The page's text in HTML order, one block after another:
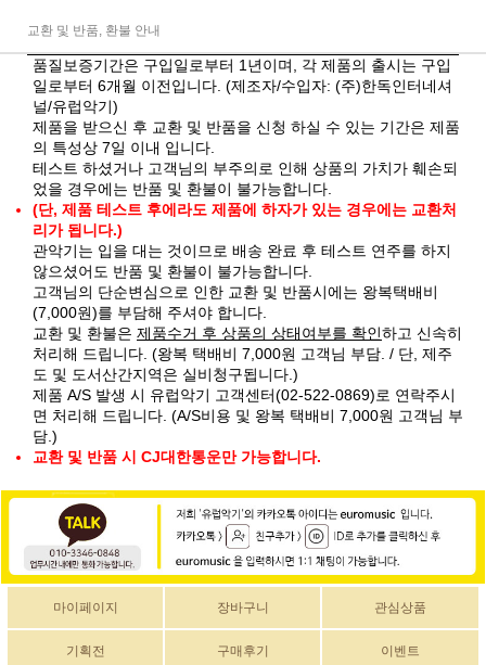
교환 및 반품, 환불 안내
품질보증기간은 구입일로부터 1년이며, 각 제품의 출시는 구입
일로부터 6개월 이전입니다. (제조자/수입자: (주)한독인터네셔
널/유럽악기)
제품을 받으신 후 교환 및 반품을 신청 하실 수 있는 기간은 제품
의 특성상 7일 이내 입니다.
테스트 하셨거나 고객님의 부주의로 인해 상품의 가치가 훼손되
었을 경우에는 반품 및 환불이 불가능합니다.
(단, 제품 테스트 후에라도 제품에 하자가 있는 경우에는 교환처
리가 됩니다.)
관악기는 입을 대는 것이므로 배송 완료 후 테스트 연주를 하지
않으셨어도 반품 및 환불이 불가능합니다.
고객님의 단순변심으로 인한 교환 및 반품시에는 왕복택배비
(7,000원)를 부담해 주셔야 합니다.
교환 및 환불은 제품수거 후 상품의 상태여부를 확인하고 신속히
처리해 드립니다. (왕복 택배비 7,000원 고객님 부담. / 단, 제주
도 및 도서산간지역은 실비청구됩니다.)
제품 A/S 발생 시 유럽악기 고객센터(02-522-0869)로 연락주시
면 처리해 드립니다. (A/S비용 및 왕복 택배비 7,000원 고객님 부
담.)
교환 및 반품 시 CJ대한통운만 가능합니다.
마이페이지 장바구니 관심상품
기획전 구매후기 이벤트